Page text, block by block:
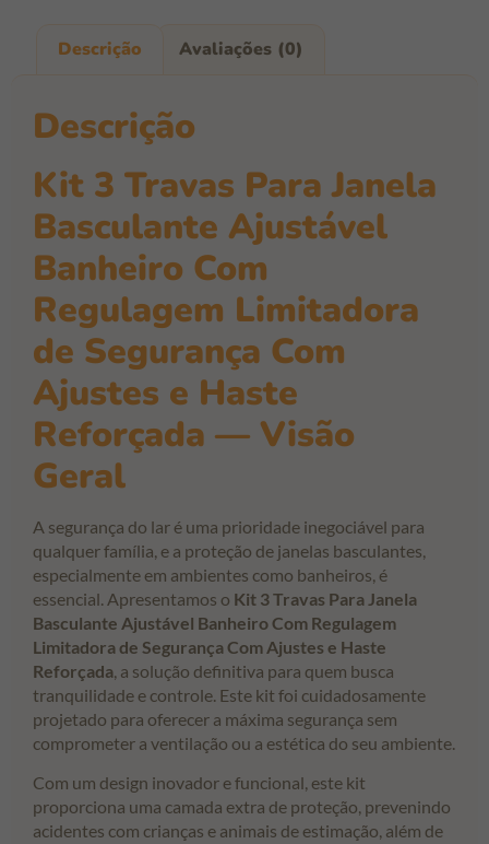
Descrição Avaliações (0)
Descrição
Kit 3 Travas Para Janela
Basculante Ajustável
Banheiro Com
Regulagem Limitadora
de Segurança Com
Ajustes e Haste
Reforçada — Visão
Geral
A segurança do lar é uma prioridade inegociável para
qualquer família, e a proteção de janelas basculantes,
especialmente em ambientes como banheiros, é
essencial. Apresentamos o Kit 3 Travas Para Janela
Basculante Ajustável Banheiro Com Regulagem
Limitadora de Segurança Com Ajustes e Haste
Reforçada, a solução definitiva para quem busca
tranquilidade e controle. Este kit foi cuidadosamente
projetado para oferecer a máxima segurança sem
comprometer a ventilação ou a estética do seu ambiente.
Com um design inovador e funcional, este kit
proporciona uma camada extra de proteção, prevenindo
acidentes com crianças e animais de estimação, além de